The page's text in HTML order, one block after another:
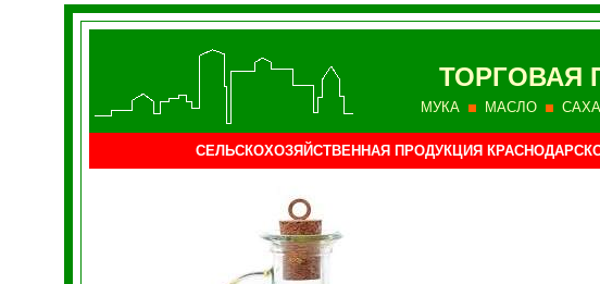
ТОРГОВАЯ
МУКА МАСЛО
СЕЛЬСКОХОЗЯЙСТВЕННАЯ ПРОДУКЦИЯ